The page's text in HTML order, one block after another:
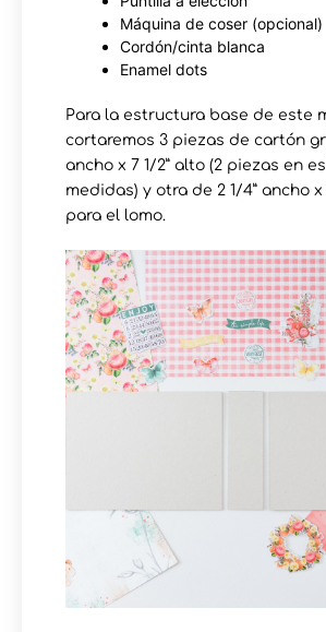
Máquina de coser (opcional)
Cordón/cinta blanca
Enamel dots
Para la estructura base de este
cortaremos 3 piezas de cartón
ancho x 7 1/2” alto (2 piezas en
medidas) y otra de 2 1/4” ancho x
para el lomo.